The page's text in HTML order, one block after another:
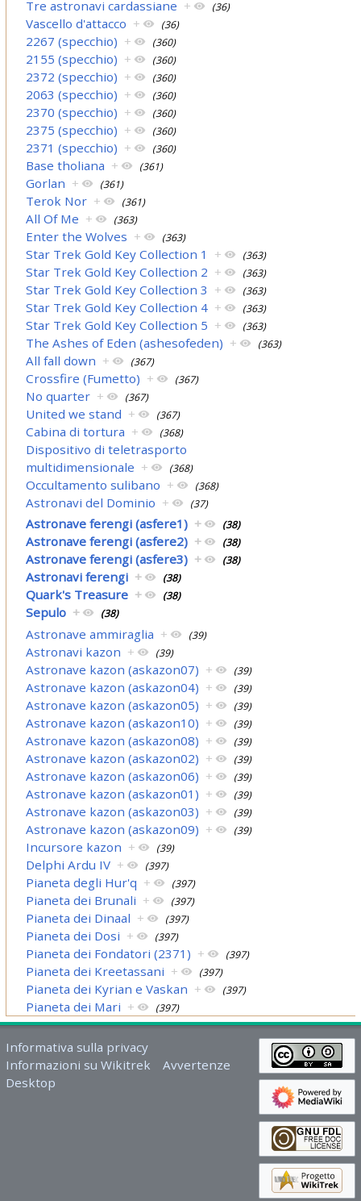
Tre astronavi cardassiane + (36)
Vascello d'attacco + (36)
2267 (specchio) + (360)
2155 (specchio) + (360)
2372 (specchio) + (360)
2063 (specchio) + (360)
2370 (specchio) + (360)
2375 (specchio) + (360)
2371 (specchio) + (360)
Base tholiana + (361)
Gorlan + (361)
Terok Nor + (361)
All Of Me + (363)
Enter the Wolves + (363)
Star Trek Gold Key Collection 1 + (363)
Star Trek Gold Key Collection 2 + (363)
Star Trek Gold Key Collection 3 + (363)
Star Trek Gold Key Collection 4 + (363)
Star Trek Gold Key Collection 5 + (363)
The Ashes of Eden (ashesofeden) + (363)
All fall down + (367)
Crossfire (Fumetto) + (367)
No quarter + (367)
United we stand + (367)
Cabina di tortura + (368)
Dispositivo di teletrasporto
multidimensionale + (368)
Occultamento sulibano + (368)
Astronavi del Dominio + (37)
Astronave ferengi (asfere1) + (38)
Astronave ferengi (asfere2) + (38)
Astronave ferengi (asfere3) + (38)
Astronavi ferengi + (38)
Quark's Treasure + (38)
Sepulo + (38)
Astronave ammiraglia + (39)
Astronavi kazon + (39)
Astronave kazon (askazon07) + (39)
Astronave kazon (askazon04) + (39)
Astronave kazon (askazon05) + (39)
Astronave kazon (askazon10) + (39)
Astronave kazon (askazon08) + (39)
Astronave kazon (askazon02) + (39)
Astronave kazon (askazon06) + (39)
Astronave kazon (askazon01) + (39)
Astronave kazon (askazon03) + (39)
Astronave kazon (askazon09) + (39)
Incursore kazon + (39)
Delphi Ardu IV + (397)
Pianeta degli Hur'q + (397)
Pianeta dei Brunali + (397)
Pianeta dei Dinaal + (397)
Pianeta dei Dosi + (397)
Pianeta dei Fondatori (2371) + (397)
Pianeta dei Kreetassani + (397)
Pianeta dei Kyrian e Vaskan + (397)
Pianeta dei Mari + (397)
Informativa sulla privacy
Informazioni su Wikitrek
Avvertenze
Desktop